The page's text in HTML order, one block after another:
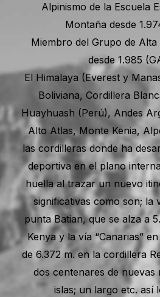
Alpinismo de la Escuela
Montaña desde
Miembro del Grupo de
desde 1.985
El Himalaya (Everest y
Boliviana, Cordillera
Huayhuash (Perú), Andes
Alto Atlas, Monte Kenia,
las cordilleras donde ha
deportiva en el plano
huella al trazar un nuevo
significativas como son; la
punta Batian, que se alza a
Kenya y la vía “Canarias”
de 6.372 m. en la cordillera
dos centenares de nuevas
islas; un largo etc. así